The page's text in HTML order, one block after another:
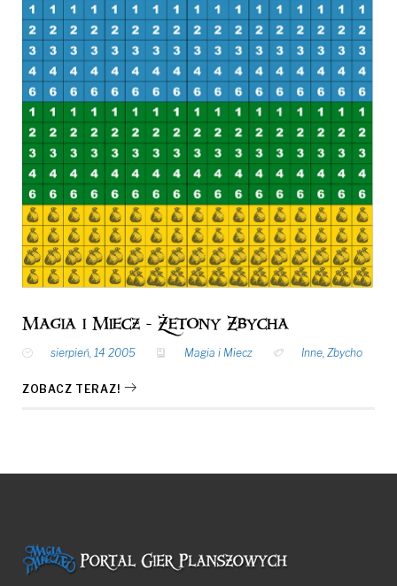
Magia i Miecz - Żetony Zbycha
sierpień, 14 2005 Magia i Miecz Inne, Zbycho
ZOBACZ TERAZ!